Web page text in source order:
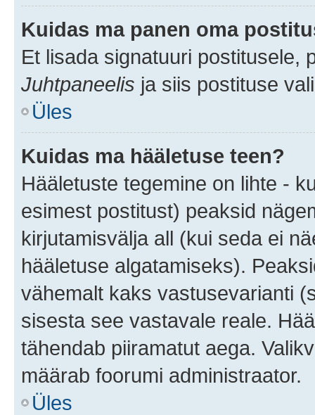
Kuidas ma panen oma
Et lisada signatuuri postitusele,
Juhtpaneelis ja siis postituse
Üles
Kuidas ma hääletuse teen?
Hääletuste tegemine on lihte -
esimest postitust) peaksid
kirjutamisvälja all (kui seda ei
hääletuse algatamiseks).
vähemalt kaks vastusevarianti
sisesta see vastavale reale.
tähendab piiramatut aega.
määrab foorumi administraator.
Üles